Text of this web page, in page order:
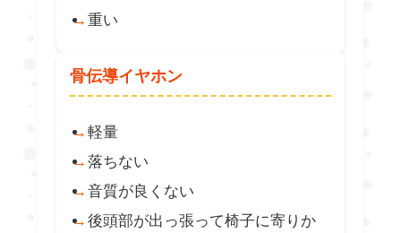
重い
骨伝導イヤホン
軽量
落ちない
音質が良くない
後頭部が出っ張って椅子に寄りか